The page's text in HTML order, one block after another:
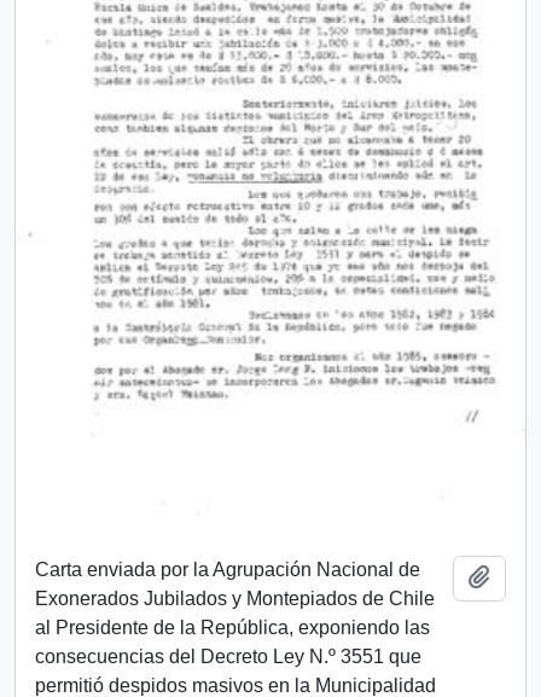
Carta enviada por la Agrupación Nacional de
Exonerados Jubilados y Montepiados de Chile
al Presidente de la República, exponiendo las
consecuencias del Decreto Ley N.º 3551 que
permitió despidos masivos en la Municipalidad